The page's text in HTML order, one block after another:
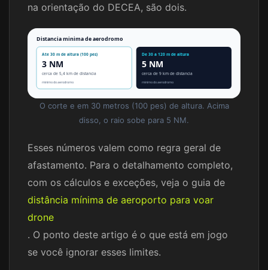
na orientação do DECEA, são dois.
Distancia minima de aerodromo
Ate 30 m de altura (100 pes)
3 NM
cerca de 5,4 km de distancia
minimo do aerodromo
De 30 a 120 m de altura
5 NM
cerca de 9 km de distancia
minimo do aerodromo
O corte e em 30 metros (100 pes) de altura. Acima
disso, o raio sobe para 5 NM.
Esses números valem como regra geral de
afastamento. Para o detalhamento completo,
com os cálculos e exceções, veja o guia de
distância mínima de aeroporto para voar
drone
. O ponto deste artigo é o que está em jogo
se você ignorar esses limites.